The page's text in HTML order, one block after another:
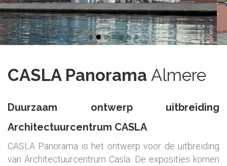
CASLA Panorama Almere
Duurzaam ontwerp uitbreiding
Architectuurcentrum CASLA
CASLA Panorama is het ontwerp voor de uitbreiding
van Architectuurcentrum Casla. De exposities komen